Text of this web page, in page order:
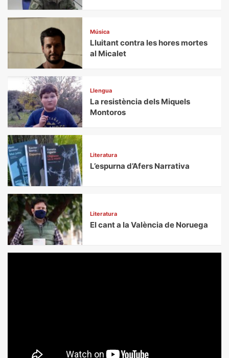
Música
Lluitant contra les hores mortes
al Micalet
Llengua
La resistència dels Miquels
Montoros
Literatura
L’espurna d’Afers Narrativa
Literatura
El cant a la València de Noruega